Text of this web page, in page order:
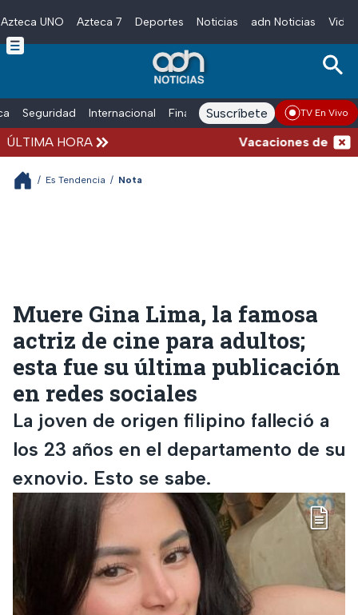
Skip to main content
Azteca UNO Azteca 7 Deportes Noticias adn Noticias
Seguridad Internacional Finanzas adn Noticias Radio
Suscríbete TV En Vivo
ÚLTIMA HORA Vacaciones de
/ Es Tendencia / Nota
Muere Gina Lima, la famosa
actriz de cine para adultos;
esta fue su última publicación
en redes sociales
La joven de origen filipino falleció a
los 23 años en el departamento de su
exnovio. Esto se sabe.